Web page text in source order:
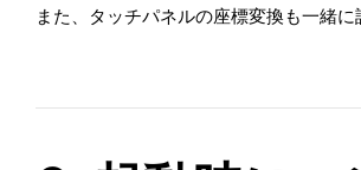
また、タッチパネルの座標変換も一緒に